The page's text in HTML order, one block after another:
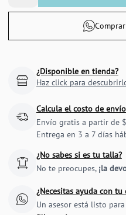
¿Disponible en tienda?
Haz click para
Calcula el costo de
Envío gratis a partir de
Entrega en 3 a 7 días
¿No sabes si es tu talla?
No te preocupes, ¡la
¿Necesitas ayuda con tu
Un asesor está listo